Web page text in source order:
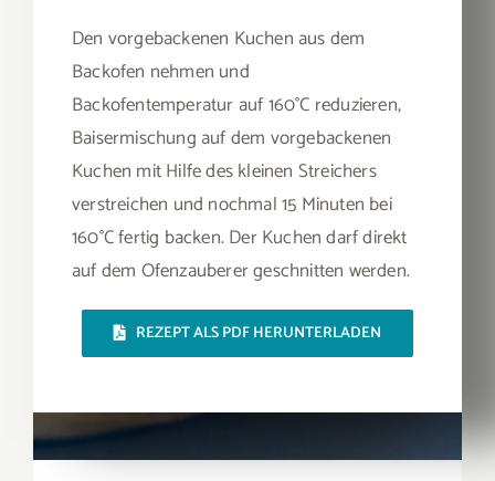
Den vorgebackenen Kuchen aus dem
Backofen nehmen und
Backofentemperatur auf 160°C reduzieren,
Baisermischung auf dem vorgebackenen
Kuchen mit Hilfe des kleinen Streichers
verstreichen und nochmal 15 Minuten bei
160°C fertig backen. Der Kuchen darf direkt
auf dem Ofenzauberer geschnitten werden.
REZEPT ALS PDF HERUNTERLADEN